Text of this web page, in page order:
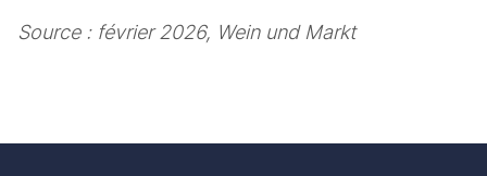
Source : février 2026, Wein und Markt